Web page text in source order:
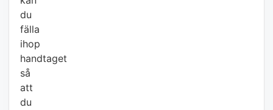
du
fälla
ihop
handtaget
så
att
du